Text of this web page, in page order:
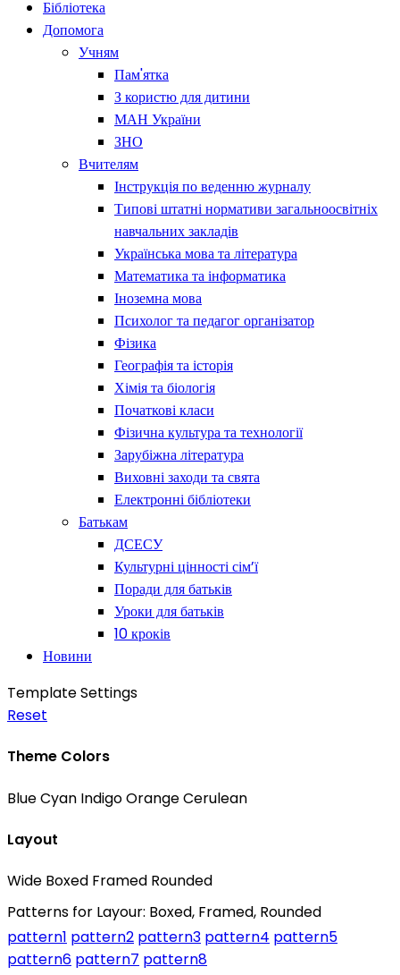
Бібліотека
Допомога
Учням
Пам'ятка
З користю для дитини
МАН України
ЗНО
Вчителям
Інструкція по веденню журналу
Типові штатні нормативи загальноосвітніх
навчальних закладів
Українська мова та література
Математика та інформатика
Іноземна мова
Психолог та педагог організатор
Фізика
Географія та історія
Хімія та біологія
Початкові класи
Фізична культура та технології
Зарубіжна література
Виховні заходи та свята
Електронні бібліотеки
Батькам
ДСЕСУ
Культурні цінності сім’ї
Поради для батьків
Уроки для батьків
10 кроків
Новини
Template Settings
Reset
Theme Colors
BlueCyan IndigoOrangeCerulean
Layout
Wide Boxed Framed Rounded
Patterns for Layour: Boxed, Framed, Rounded
pattern1 pattern2 pattern3 pattern4 pattern5
pattern6 pattern7 pattern8